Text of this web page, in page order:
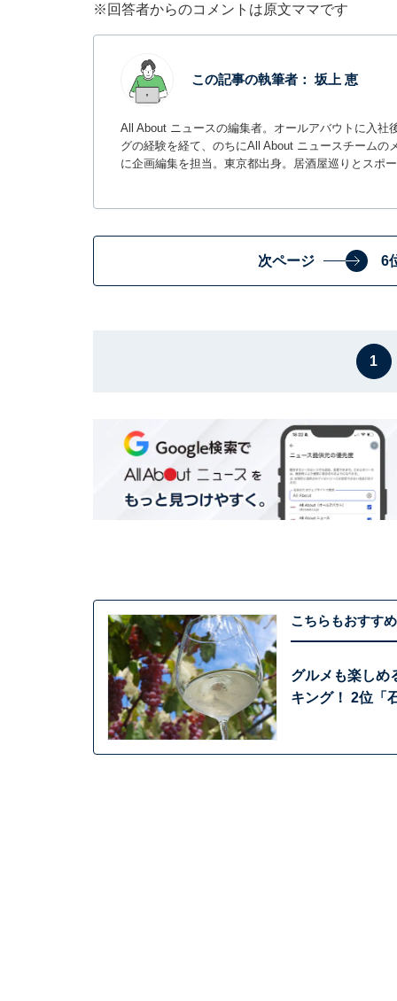
※回答者からのコメントは原文ママです
この記事の執筆者： 坂上 恵
All About ニュースの編集者。オールアバウトに入
グの経験を経て、のちにAll About ニュースチーム
に企画編集を担当。東京都出身。居酒屋巡りとスポ
次ページ 6
1
こちらもおすすめ
グルメも楽しめ
キング！ 2位「